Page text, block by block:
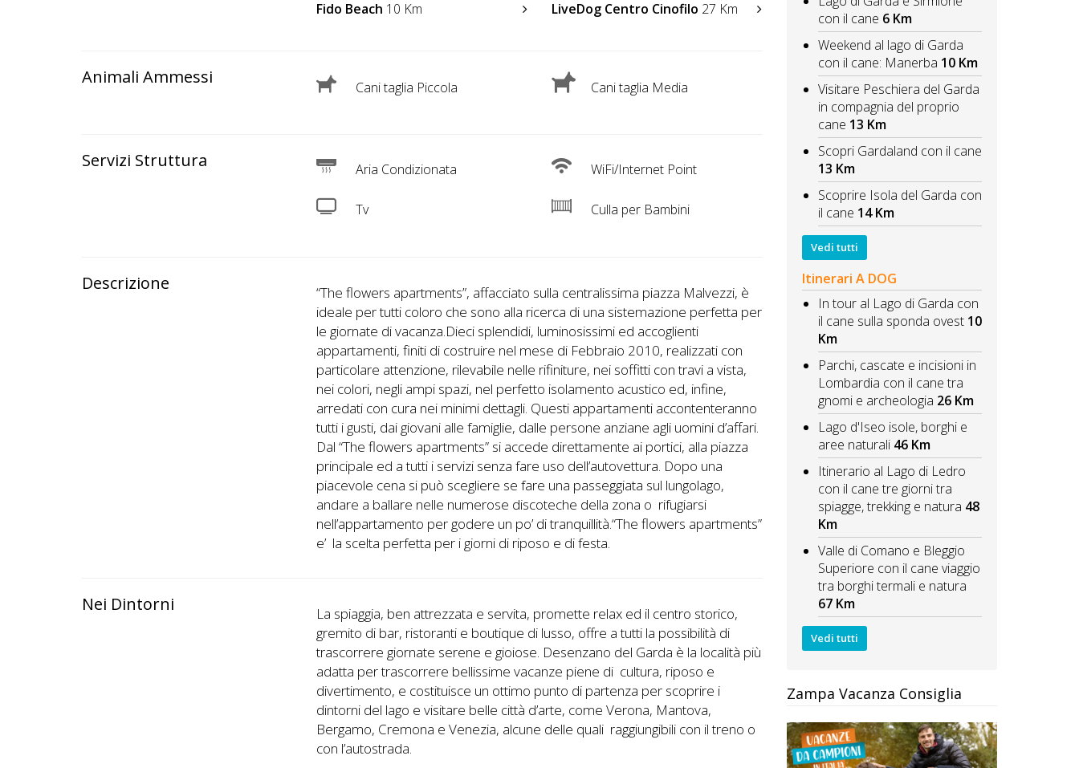
Attività
Fido Beach 10 Km LiveDog Centro Cinofilo 27 Km
Animali Ammessi Cani taglia Piccola Cani taglia Media
Servizi Struttura Aria Condizionata WiFi/Internet Point
Tv Culla per Bambini
Descrizione
“The flowers apartments”, affacciato sulla centralissima piazza Malvezzi, è
ideale per tutti coloro che sono alla ricerca di una sistemazione perfetta per
le giornate di vacanza.Dieci splendidi, luminosissimi ed accoglienti
appartamenti, finiti di costruire nel mese di Febbraio 2010, realizzati con
particolare attenzione, rilevabile nelle rifiniture, nei soffitti con travi a vista,
nei colori, negli ampi spazi, nel perfetto isolamento acustico ed, infine,
arredati con cura nei minimi dettagli. Questi appartamenti accontenteranno
tutti i gusti, dai giovani alle famiglie, dalle persone anziane agli uomini d’affari.
Dal “The flowers apartments” si accede direttamente ai portici, alla piazza
principale ed a tutti i servizi senza fare uso dell’autovettura. Dopo una
piacevole cena si può scegliere se fare una passeggiata sul lungolago,
andare a ballare nelle numerose discoteche della zona o rifugiarsi
nell’appartamento per godere un po’ di tranquillità.“The flowers apartments”
e’ la scelta perfetta per i giorni di riposo e di festa.
Nei Dintorni
La spiaggia, ben attrezzata e servita, promette relax ed il centro storico,
gremito di bar, ristoranti e boutique di lusso, offre a tutti la possibilità di
trascorrere giornate serene e gioiose. Desenzano del Garda è la località più
adatta per trascorrere bellissime vacanze piene di cultura, riposo e
divertimento, e costituisce un ottimo punto di partenza per scoprire i
dintorni del lago e visitare belle città d’arte, come Verona, Mantova,
Bergamo, Cremona e Venezia, alcune delle quali raggiungibili con il treno o
con l’autostrada.
con il cane 6 Km
Weekend al lago di Garda
con il cane: Manerba 10 Km
Visitare Peschiera del Garda
in compagnia del proprio
cane 13 Km
Scopri Gardaland con il cane
13 Km
Scoprire Isola del Garda con
il cane 14 Km
Vedi tutti
Itinerari A DOG
In tour al Lago di Garda con
il cane sulla sponda ovest 10
Km
Parchi, cascate e incisioni in
Lombardia con il cane tra
gnomi e archeologia 26 Km
Lago d'Iseo isole, borghi e
aree naturali 46 Km
Itinerario al Lago di Ledro
con il cane tre giorni tra
spiagge, trekking e natura 48
Km
Valle di Comano e Bleggio
Superiore con il cane viaggio
tra borghi termali e natura
67 Km
Vedi tutti
Zampa Vacanza Consiglia